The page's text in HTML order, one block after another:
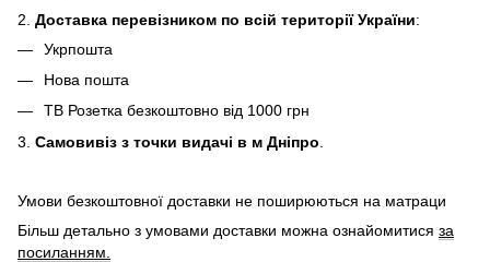
2. Доставка перевізником по всій території України:
Укрпошта
Нова пошта
ТВ Розетка безкоштовно від 1000 грн
3. Самовивіз з точки видачі в м Дніпро
Умови безкоштовної доставки не поширюються на матраци
Більш детально з умовами доставки можна ознайомитися за
посиланням.